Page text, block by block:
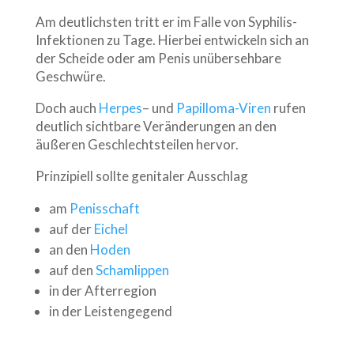
Am deutlichsten tritt er im Falle von Syphilis-
Infektionen zu Tage. Hierbei entwickeln sich an
der Scheide oder am Penis unübersehbare
Geschwüre.
Doch auch Herpes– und Papilloma-Viren rufen
deutlich sichtbare Veränderungen an den
äußeren Geschlechtsteilen hervor.
Prinzipiell sollte genitaler Ausschlag
am Penisschaft
auf derEichel
an den Hoden
auf denSchamlippen
in der Afterregion
in der Leistengegend